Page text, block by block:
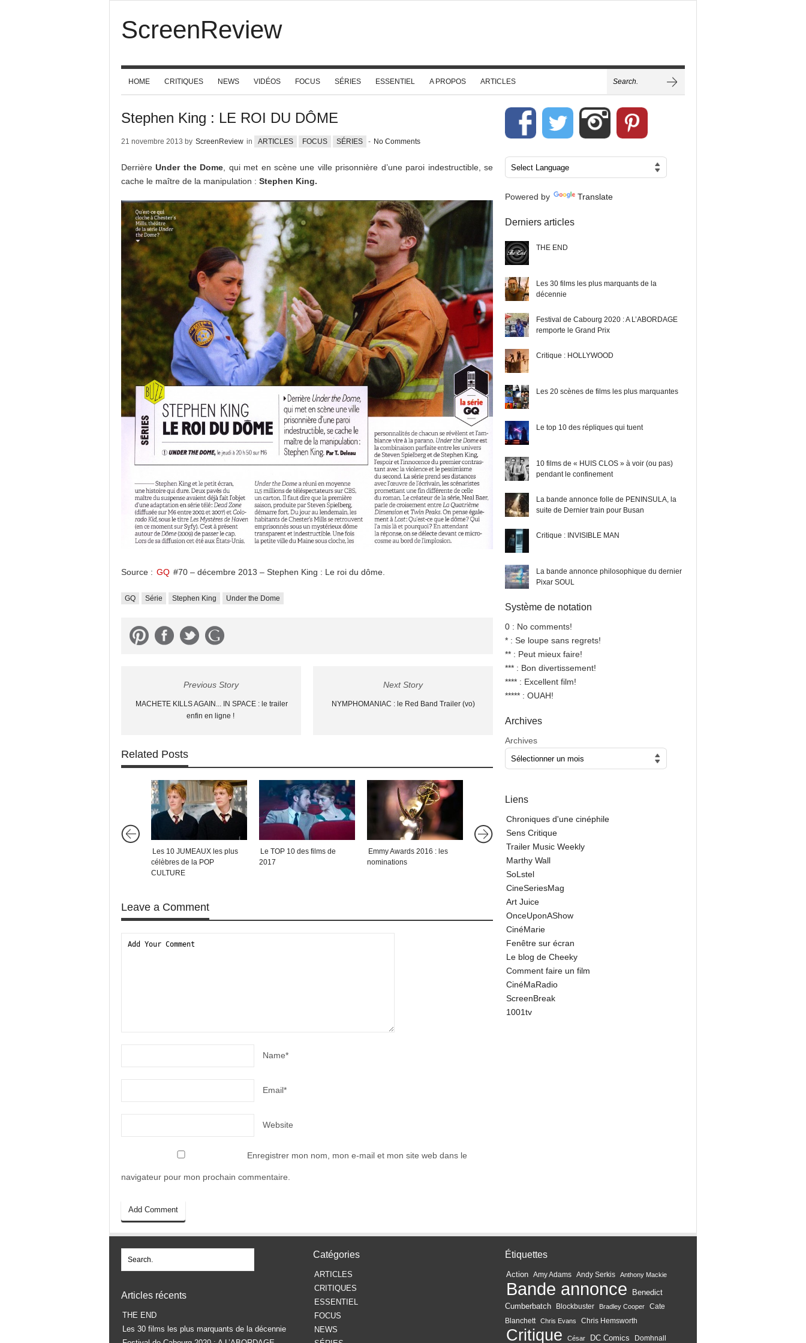
ScreenReview
HOME CRITIQUES NEWS VIDÉOS FOCUS SÉRIES ESSENTIEL A PROPOS ARTICLES
Stephen King : LE ROI DU DÔME
21 novembre 2013 by ScreenReview in ARTICLES FOCUS SÉRIES - No Comments
Derrière Under the Dome , qui met en scène une ville prisonnière d’une paroi indestructible, se
cache le maître de la manipulation : Stephen King.
Source : GQ #70 – décembre 2013 – Stephen King : Le roi du dôme.
GQ Série Stephen King Under the Dome
Previous Story
MACHETE KILLS AGAIN... IN SPACE : le trailer
enfin en ligne !
Next Story
NYMPHOMANIAC : le Red Band Trailer (vo)
Related Posts
Les 10 JUMEAUX les plus
célèbres de la POP
CULTURE
Le TOP 10 des films de
2017
Emmy Awards 2016 : les
nominations
Le JEU VIDÉO au CINÉMA
dans les années 2000
Leave a Comment
Name*
Email*
Website
Enregistrer mon nom, mon e-mail et mon site web dans le
navigateur pour mon prochain commentaire.
Powered by Translate
Derniers articles
THE END
Les 30 films les plus marquants de la
décennie
Festival de Cabourg 2020 : A L’ABORDAGE
remporte le Grand Prix
Critique : HOLLYWOOD
Les 20 scènes de films les plus marquantes
Le top 10 des répliques qui tuent
10 films de « HUIS CLOS » à voir (ou pas)
pendant le confinement
La bande annonce folle de PENINSULA, la
suite de Dernier train pour Busan
Critique : INVISIBLE MAN
La bande annonce philosophique du dernier
Pixar SOUL
Système de notation
0 : No comments!
* : Se loupe sans regrets!
** : Peut mieux faire!
*** : Bon divertissement!
**** : Excellent film!
***** : OUAH!
Archives
Archives
Liens
Chroniques d'une cinéphile
Sens Critique
Trailer Music Weekly
Marthy Wall
SoLstel
CineSeriesMag
Art Juice
OnceUponAShow
CinéMarie
Fenêtre sur écran
Le blog de Cheeky
Comment faire un film
CinéMaRadio
ScreenBreak
1001tv
Articles récents
THE END
Les 30 films les plus marquants de la décennie
Catégories
ARTICLES
CRITIQUES
ESSENTIEL
FOCUS
NEWS
Étiquettes
Action Amy Adams Andy Serkis Anthony Mackie
Bande annonce
Benedict
Cumberbatch
Blockbuster Bradley Cooper
Cate
Blanchett
Chris Evans Chris Hemsworth
Critique César DC Comics Domhnall